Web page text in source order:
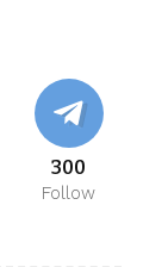
300
Follow